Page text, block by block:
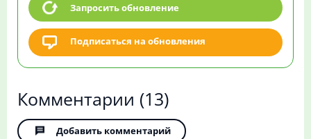
Запросить обновление
Подписаться на обновления
Комментарии (13)
Добавить комментарий